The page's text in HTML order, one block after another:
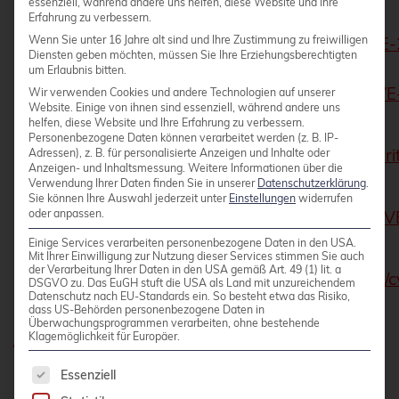
Debian
tracker.debian.org/tracker/
Ubuntu
https://ubuntu.com/security/
1966
Red
Hat/CentOS/Rocky
Linux/AlmaLinux
https://access.redhat.com/
2022-1966
Arch Linux
https://security.archlinux.org/
1966
SLES/OpenSUSE
(OpenSUSE 15.x =
SLES 15 SPx)
https://www.suse.com/security/
2022-1966.html
Kategorien:
Aktuelles
Erfahrung zu verbessern.
Wenn Sie unter 16 Jahre alt sind und Ihre Zustimmung zu freiwilligen
Diensten geben möchten, müssen Sie Ihre Erziehungsberechtigten
um Erlaubnis bitten.
Wir verwenden Cookies und andere Technologien auf unserer
Website. Einige von ihnen sind essenziell, während andere uns
helfen, diese Website und Ihre Erfahrung zu verbessern.
Personenbezogene Daten können verarbeitet werden (z. B. IP-
Adressen), z. B. für personalisierte Anzeigen und Inhalte oder
Anzeigen- und Inhaltsmessung. Weitere Informationen über die
Verwendung Ihrer Daten finden Sie in unserer Datenschutzerklärung.
Sie können Ihre Auswahl jederzeit unter Einstellungen widerrufen
oder anpassen.
Einige Services verarbeiten personenbezogene Daten in den USA.
Mit Ihrer Einwilligung zur Nutzung dieser Services stimmen Sie auch
der Verarbeitung Ihrer Daten in den USA gemäß Art. 49 (1) lit. a
DSGVO zu. Das EuGH stuft die USA als Land mit unzureichendem
Datenschutz nach EU-Standards ein. So besteht etwa das Risiko,
dass US-Behörden personenbezogene Daten in
Überwachungsprogrammen verarbeiten, ohne bestehende
Klagemöglichkeit für Europäer.
Es folgt eine Liste der Service-Gruppen, für die
Essenziell